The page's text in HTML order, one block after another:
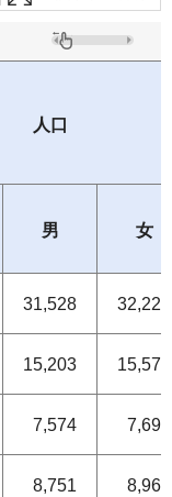
人口
男 女
31,528 32,225
15,203 15,570
7,574 7,690
8,751 8,965